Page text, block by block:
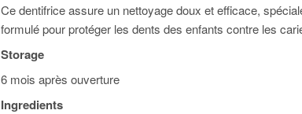
Ce dentifrice assure un nettoyage doux et efficace,
formulé pour protéger les dents des enfants contre les
Storage
6 mois après ouverture
Ingredients